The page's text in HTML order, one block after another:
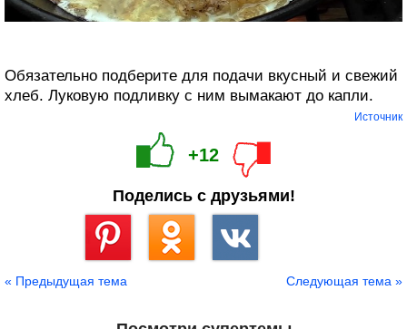
Обязательно подберите для подачи вкусный и свежий
хлеб. Луковую подливку с ним вымакают до капли.
Источник
+12
Поделись с друзьями!
« Предыдущая тема Следующая тема »